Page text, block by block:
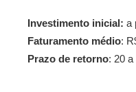
Investimento inicial: a
Faturamento médio:
Prazo de retorno: 20